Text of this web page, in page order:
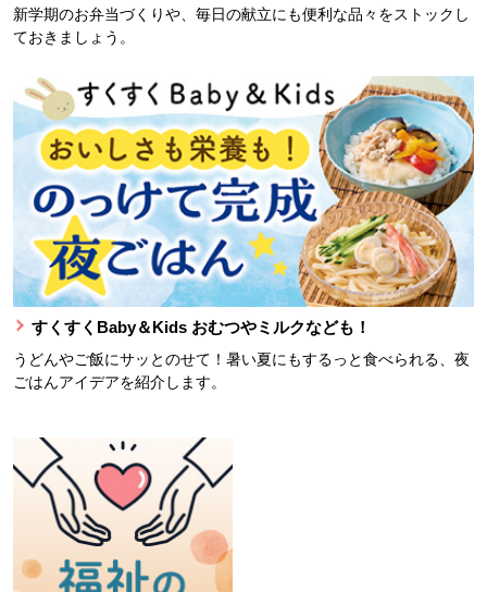
新学期のお弁当づくりや、毎日の献立にも便利な品々をストックし
ておきましょう。
すくすくBaby＆Kids おむつやミルクなども！
うどんやご飯にサッとのせて！暑い夏にもするっと食べられる、夜
ごはんアイデアを紹介します。